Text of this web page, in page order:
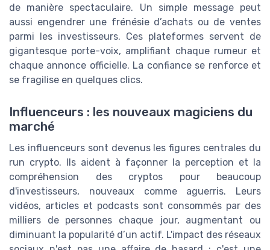
de manière spectaculaire. Un simple message peut
aussi engendrer une frénésie d’achats ou de ventes
parmi les investisseurs. Ces plateformes servent de
gigantesque porte-voix, amplifiant chaque rumeur et
chaque annonce officielle. La confiance se renforce et
se fragilise en quelques clics.
Influenceurs : les nouveaux magiciens du
marché
Les influenceurs sont devenus les figures centrales du
run crypto. Ils aident à façonner la perception et la
compréhension des cryptos pour beaucoup
d'investisseurs, nouveaux comme aguerris. Leurs
vidéos, articles et podcasts sont consommés par des
milliers de personnes chaque jour, augmentant ou
diminuant la popularité d’un actif. L'impact des réseaux